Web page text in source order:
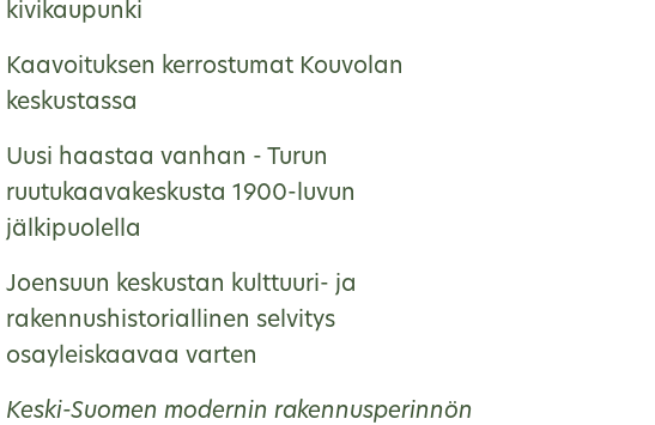
kivikaupunki
Kaavoituksen kerrostumat Kouvolan
keskustassa
Uusi haastaa vanhan - Turun
ruutukaavakeskusta 1900-luvun
jälkipuolella
Joensuun keskustan kulttuuri- ja
rakennushistoriallinen selvitys
osayleiskaavaa varten
Keski-Suomen modernin rakennusperinnön